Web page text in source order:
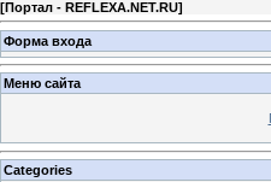
[Портал - REFLEXA.NET.RU]
Форма входа
Меню сайта
Categories